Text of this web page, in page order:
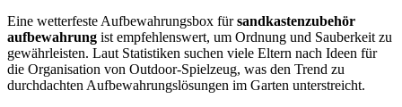
Eine wetterfeste Aufbewahrungsbox fürsandkastenzubehör
aufbewahrung ist empfehlenswert, um Ordnung und Sauberkeit zu
gewährleisten. Laut Statistiken suchen viele Eltern nach Ideen für
die Organisation von Outdoor-Spielzeug, was den Trend zu
durchdachten Aufbewahrungslösungen im Garten unterstreicht.